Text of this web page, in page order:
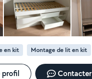
en kit Montage de lit en kit
profil Contacter